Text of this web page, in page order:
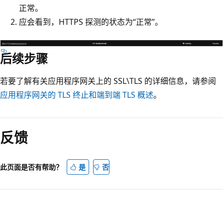
正常。
应会看到，HTTPS 探测的状态为“正常”。
后续步骤
若要了解有关应用程序网关上的 SSL\TLS 的详细信息，请参阅
应用程序网关的 TLS 终止和端到端 TLS 概述。
反馈
此页面是否有帮助？ 是 否